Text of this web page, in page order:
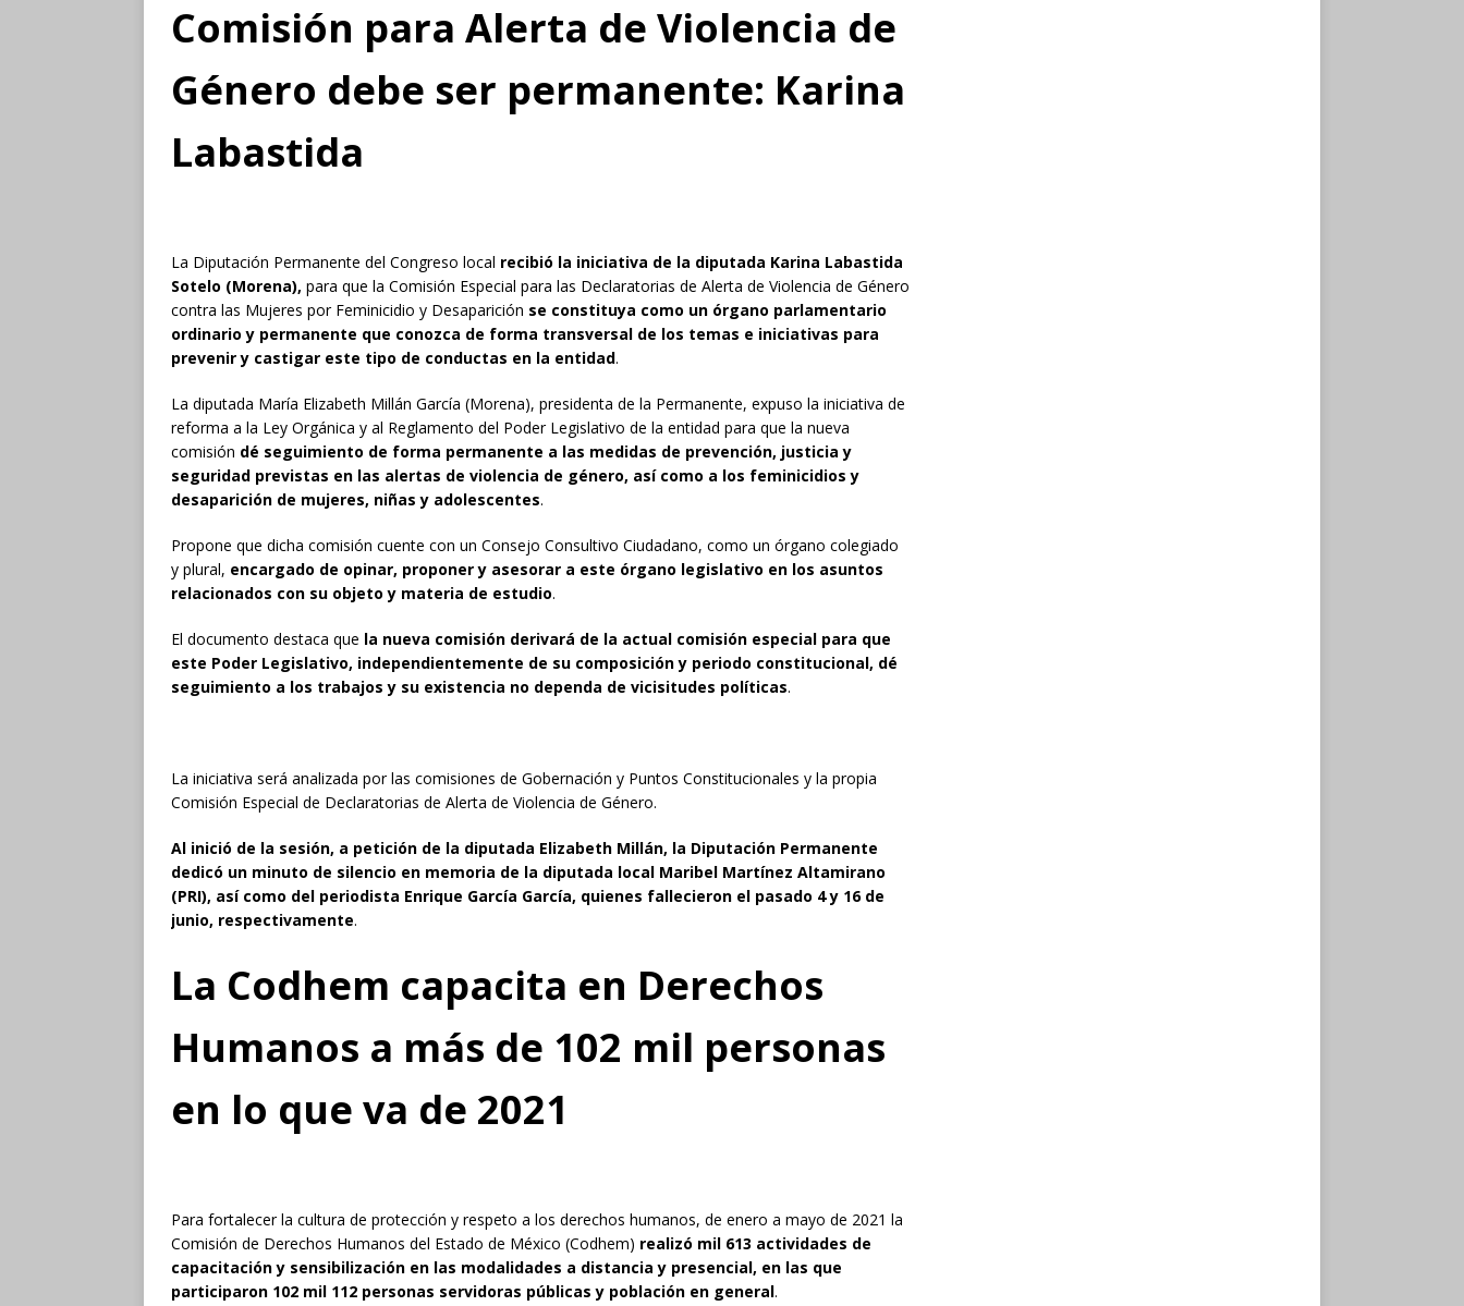
Comisión para Alerta de Violencia de
Género debe ser permanente: Karina
Labastida
La Diputación Permanente del Congreso local recibió la iniciativa de la diputada Karina Labastida
Sotelo (Morena), para que la Comisión Especial para las Declaratorias de Alerta de Violencia de Género
contra las Mujeres por Feminicidio y Desaparición se constituya como un órgano parlamentario
ordinario y permanente que conozca de forma transversal de los temas e iniciativas para
prevenir y castigar este tipo de conductas en la entidad.
La diputada María Elizabeth Millán García (Morena), presidenta de la Permanente, expuso la iniciativa de
reforma a la Ley Orgánica y al Reglamento del Poder Legislativo de la entidad para que la nueva
comisión dé seguimiento de forma permanente a las medidas de prevención, justicia y
seguridad previstas en las alertas de violencia de género, así como a los feminicidios y
desaparición de mujeres, niñas y adolescentes.
Propone que dicha comisión cuente con un Consejo Consultivo Ciudadano, como un órgano colegiado
y plural, encargado de opinar, proponer y asesorar a este órgano legislativo en los asuntos
relacionados con su objeto y materia de estudio.
El documento destaca que la nueva comisión derivará de la actual comisión especial para que
este Poder Legislativo, independientemente de su composición y periodo constitucional, dé
seguimiento a los trabajos y su existencia no dependa de vicisitudes políticas.
La iniciativa será analizada por las comisiones de Gobernación y Puntos Constitucionales y la propia
Comisión Especial de Declaratorias de Alerta de Violencia de Género.
Al inició de la sesión, a petición de la diputada Elizabeth Millán, la Diputación Permanente
dedicó un minuto de silencio en memoria de la diputada local Maribel Martínez Altamirano
(PRI), así como del periodista Enrique García García, quienes fallecieron el pasado 4 y 16 de
junio, respectivamente.
La Codhem capacita en Derechos
Humanos a más de 102 mil personas
en lo que va de 2021
Para fortalecer la cultura de protección y respeto a los derechos humanos, de enero a mayo de 2021 la
Comisión de Derechos Humanos del Estado de México (Codhem) realizó mil 613 actividades de
capacitación y sensibilización en las modalidades a distancia y presencial, en las que
participaron 102 mil 112 personas servidoras públicas y población en general.